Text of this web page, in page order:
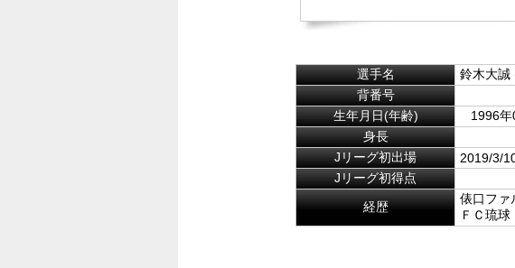
選手名
鈴木大誠
背番号
生年月日(年齢)
1996
身長
Jリーグ初出場
2019/3/
Jリーグ初得点
経歴
俵口ファ
ＦＣ琉球